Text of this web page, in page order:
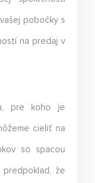
pobočky s
na predaj v
pre koho je
cieliť na
so spacou
predpoklad, že